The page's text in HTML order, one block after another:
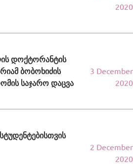
2020
დოქტორანტის
ბობოხიძის
საჯარო დაცვა
3 December
2020
2 December
2020